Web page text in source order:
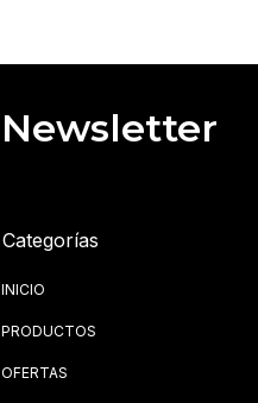
Newsletter
Categorías
INICIO
PRODUCTOS
OFERTAS